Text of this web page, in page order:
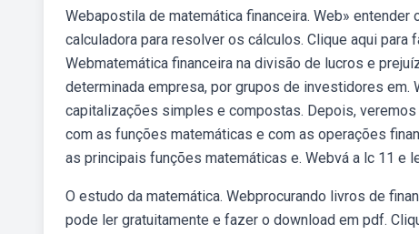
Webapostila de matemática financeira. Web»
calculadora para resolver os cálculos. Clique aqui
Webmatemática financeira na divisão de lucros e
determinada empresa, por grupos de investidores em.
capitalizações simples e compostas. Depois,
com as funções matemáticas e com as operações
as principais funções matemáticas e. Webvá a lc 11 e
O estudo da matemática. Webprocurando livros de
pode ler gratuitamente e fazer o download em pdf.